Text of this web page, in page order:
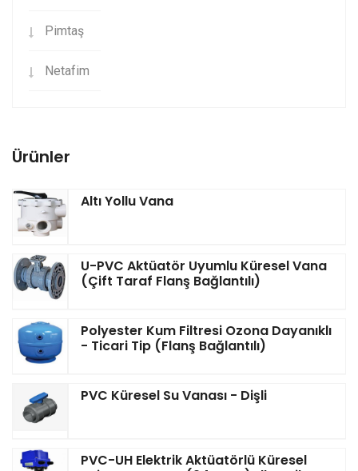
Pimtaş
Netafim
Ürünler
Altı Yollu Vana
U-PVC Aktüatör Uyumlu Küresel Vana
(Çift Taraf Flanş Bağlantılı)
Polyester Kum Filtresi Ozona Dayanıklı
- Ticari Tip (Flanş Bağlantılı)
PVC Küresel Su Vanası - Dişli
PVC-UH Elektrik Aktüatörlü Küresel